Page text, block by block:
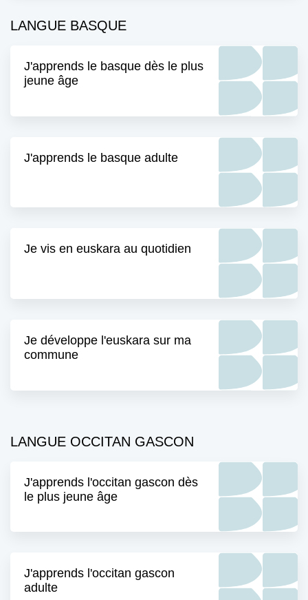
LANGUE BASQUE
J'apprends le basque dès le plus
jeune âge
J'apprends le basque adulte
Je vis en euskara au quotidien
Je développe l'euskara sur ma
commune
LANGUE OCCITAN GASCON
J'apprends l'occitan gascon dès
le plus jeune âge
J'apprends l'occitan gascon
adulte